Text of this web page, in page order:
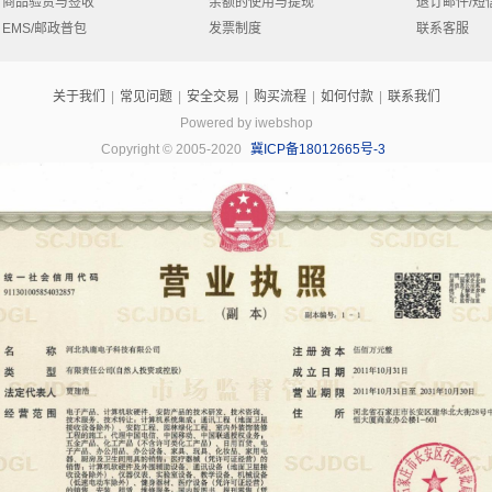
EMS/邮政普包
发票制度
联系客服
关于我们 常见问题 安全交易 购买流程 如何付款
联系我们
Powered by iwebshop
Copyright © 2005-2020
冀ICP备18012665号-3